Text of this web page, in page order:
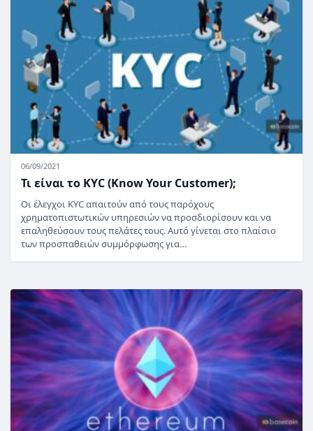
06/09/2021
Τι είναι το KYC (Know Your Customer);
Οι έλεγχοι KYC απαιτούν από τους παρόχους
χρηματοπιστωτικών υπηρεσιών να προσδιορίσουν και να
επαληθεύσουν τους πελάτες τους. Αυτό γίνεται στο πλαίσιο
των προσπαθειών συμμόρφωσης για…